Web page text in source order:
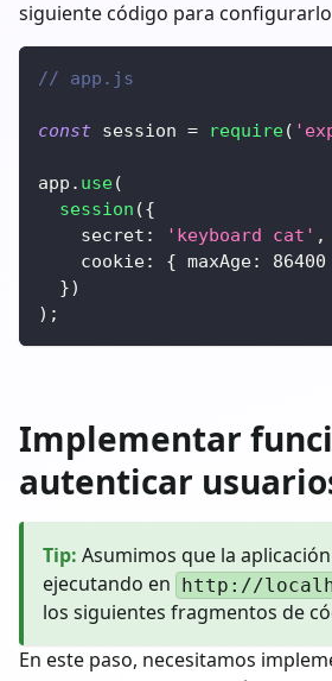
siguiente código para
// app.js
const session = require(
app . use(
session ({
secret : 'keyboard cat' ,
cookie: { maxAge: 86400
})
) ;
Implementar
autenticar
Tip: Asumimos que la
ejecutando en http://
los siguientes fragmentos de
En este paso, necesitamos